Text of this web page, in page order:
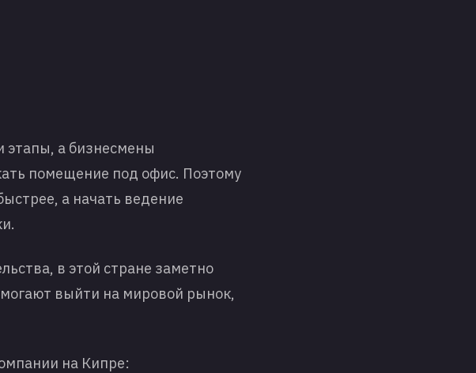
этапы, а бизнесмены
помещение под офис. Поэтому
а начать ведение
в этой стране заметно
выйти на мировой рынок,
на Кипре: